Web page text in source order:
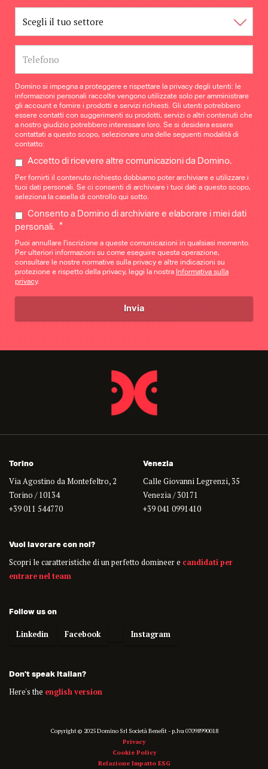
Domino si impegna a proteggere e rispettare la privacy degli utenti: le
informazioni personali raccolte vengono utilizzate solo per amministrare
gli account e fornire i prodotti e servizi richiesti. Gli utenti potrebbero
essere contatti con suggerimenti su prodotti, servizi o altri contenuti che
a nostro giudizio potrebbero interessare loro. Se si desidera essere
contattati a questo scopo, selezionare una delle seguenti modalità di
contatto:
Accetto di ricevere altre comunicazioni da Domino.
Per fornirti il contenuto richiesto dobbiamo poter archiviare e utilizzare i
tuoi dati personali. Se ci consenti di archiviare i tuoi dati a questo scopo,
seleziona la casella di controllo qui sotto.
Consento a Domino di archiviare e elaborare i miei dati
personali. *
Puoi annullare l'iscrizione a queste comunicazioni in qualsiasi momento.
Per ulteriori informazioni su come eseguire questa operazione,
consultare le nostre normative sulla privacy e altre indicazioni su
protezione e rispetto della privacy, leggi la nostraInformativa sulla
privacy.
Torino
Via Agostino da Montefeltro, 2
Torino / 10134
+39 011 544770
Venezia
Calle Giovanni Legrenzi, 35
Venezia / 30171
+39 041 0991410
Vuoi lavorare con noi?
Scopri le caratteristiche di un perfetto domineer e candidati per
entrare nel team
Follow us on
Linkedin Facebook Instagram
Don't speak italian?
Here's the english version
Copyright © 2025 Domino Srl Società Benefit - p.Iva 07098990018
Privacy
Cookie Policy
Relazione Impatto ESG